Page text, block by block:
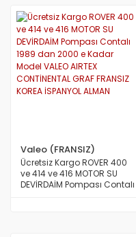
Valeo (FRANSIZ)
Ücretsiz Kargo ROVER 400
ve 414 ve 416 MOTOR SU
DEVİRDAİM Pompası Contalı